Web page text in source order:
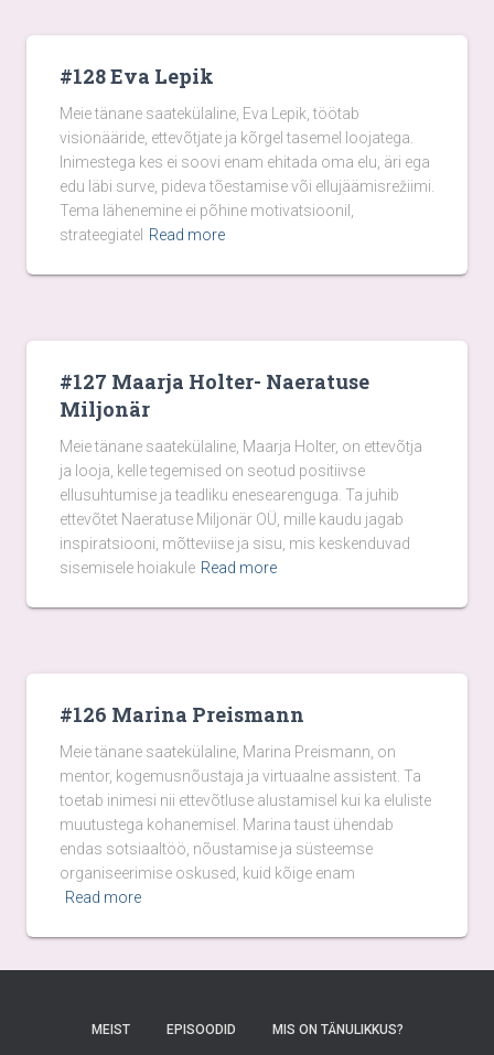
#128 Eva Lepik
Meie tänane saatekülaline, Eva Lepik, töötab
visionääride, ettevõtjate ja kõrgel tasemel loojatega.
Inimestega kes ei soovi enam ehitada oma elu, äri ega
edu läbi surve, pideva tõestamise või ellujäämisrežiimi.
Tema lähenemine ei põhine motivatsioonil,
strateegiatel Read more
#127 Maarja Holter- Naeratuse
Miljonär
Meie tänane saatekülaline, Maarja Holter, on ettevõtja
ja looja, kelle tegemised on seotud positiivse
ellusuhtumise ja teadliku enesearenguga. Ta juhib
ettevõtet Naeratuse Miljonär OÜ, mille kaudu jagab
inspiratsiooni, mõtteviise ja sisu, mis keskenduvad
sisemisele hoiakule Read more
#126 Marina Preismann
Meie tänane saatekülaline, Marina Preismann, on
mentor, kogemusnõustaja ja virtuaalne assistent. Ta
toetab inimesi nii ettevõtluse alustamisel kui ka eluliste
muutustega kohanemisel. Marina taust ühendab
endas sotsiaaltöö, nõustamise ja süsteemse
organiseerimise oskused, kuid kõige enam
Read more
MEIST EPISOODID MIS ON TÄNULIKKUS?